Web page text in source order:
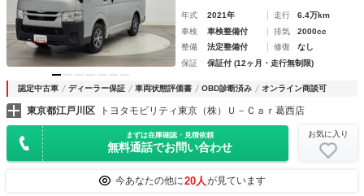
年式 2021年 走行
6.4万km
車検
車検整備付 排気
2000cc
整備
法定整備付 修復
なし
保証
保証付 (12ヶ月・走行無制限)
認定中古車 ディーラー保証 車両状態評価書 OBD診断済み オンライン商談可
東京都江戸川区 トヨタモビリティ東京（株）Ｕ－Ｃａｒ葛西店
まずは在庫確認・見積依頼
無料通話でお問い合わせ
お気に入り
今あなたの他に20人 が見ています